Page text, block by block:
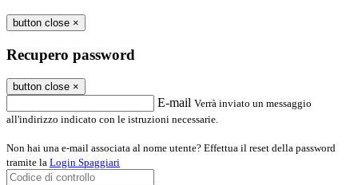
button close ×
Recupero password
button close ×
E-mail Verrà inviato un messaggio
all'indirizzo indicato con le istruzioni necessarie.
Non hai una e-mail associata al nome utente? Effettua il reset della password
tramite la Login Spaggiari